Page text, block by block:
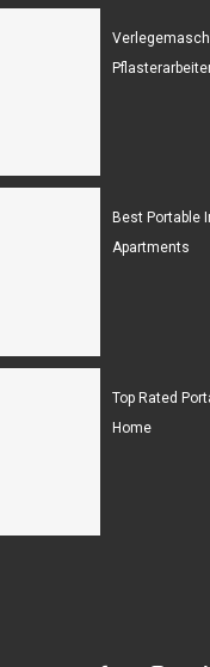
Best Portable
Apartments
Top Rated
Home